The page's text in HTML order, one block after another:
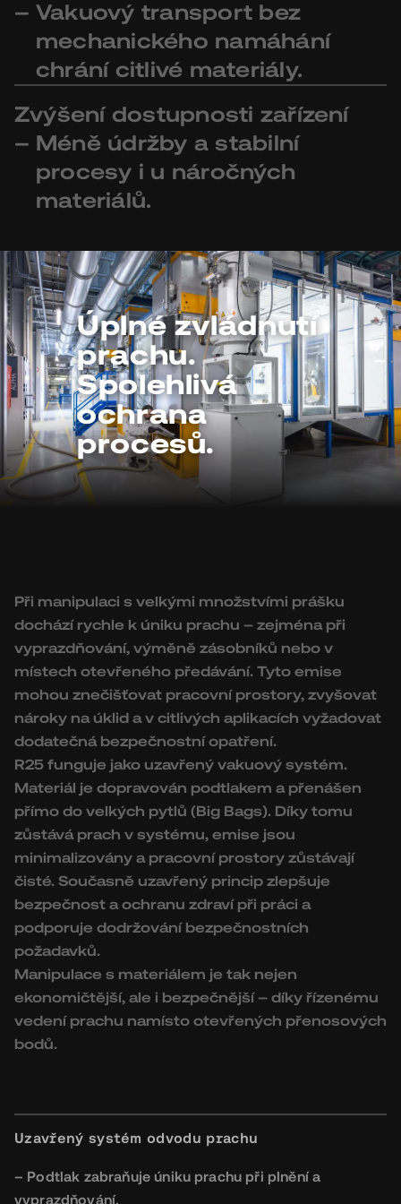
Vakuový transport bez
mechanického namáhání
chrání citlivé materiály.
Zvýšení dostupnosti zařízení
Méně údržby a stabilní
procesy i u náročných
materiálů.
Úplné zvládnutí
prachu.
Spolehlivá
ochrana
procesů.
Při manipulaci s velkými množstvími prášku
dochází rychle k úniku prachu – zejména při
vyprazdňování, výměně zásobníků nebo v
místech otevřeného předávání. Tyto emise
mohou znečišťovat pracovní prostory, zvyšovat
nároky na úklid a v citlivých aplikacích vyžadovat
dodatečná bezpečnostní opatření.
R25 funguje jako uzavřený vakuový systém.
Materiál je dopravován podtlakem a přenášen
přímo do velkých pytlů (Big Bags). Díky tomu
zůstává prach v systému, emise jsou
minimalizovány a pracovní prostory zůstávají
čisté. Současně uzavřený princip zlepšuje
bezpečnost a ochranu zdraví při práci a
podporuje dodržování bezpečnostních
požadavků.
Manipulace s materiálem je tak nejen
ekonomičtější, ale i bezpečnější – díky řízenému
vedení prachu namísto otevřených přenosových
bodů.
Uzavřený systém odvodu prachu
– Podtlak zabraňuje úniku prachu při plnění a
vyprazdňování.